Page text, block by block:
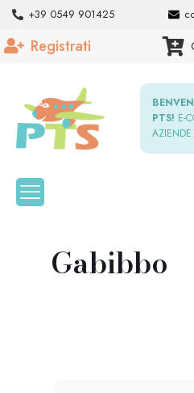
+39 0549 901425
Registrati
PTS! E-
Gabibbo